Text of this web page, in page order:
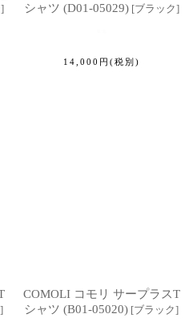
]
シャツ (D01-05029) [ブラック]
14,000 円 (税別)
]
COMOLI コモリ サープラスT
シャツ (B01-05020) [ブラック]